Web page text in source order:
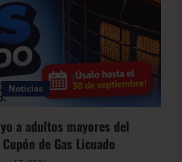
Noticias
a adultos mayores del
de Gas Licuado